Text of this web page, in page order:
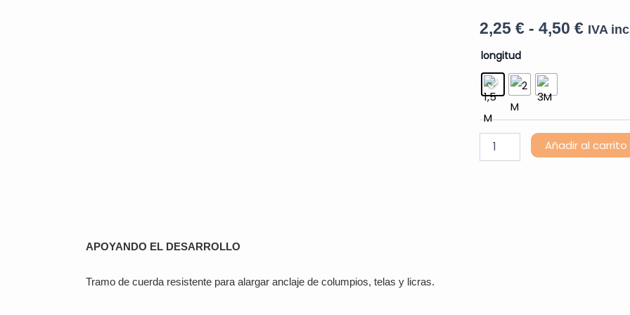
2,25 € - 4,50 €
2,25 €
hasta
IVA
longitud
Cuerda
cantidad
Añadir al carrito
APOYANDO EL DESARROLLO
Tramo de cuerda resistente para alargar anclaje de columpios, telas y licras.